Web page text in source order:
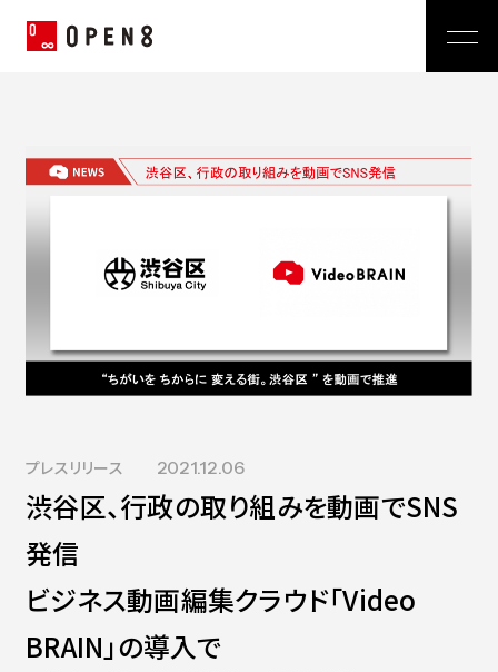
経営メンバー
会社概要
News
プレスリリース
TECH BLOG
Service
Open BRAIN
Insight BRAIN
Recruit
価値観
会社紹介資料
社員インタビュー
福利厚生
募集職種
Sustainability
Contact
プレスリリース 2021.12.06
渋谷区、行政の取り組みを動画でSNS
発信
ビジネス動画編集クラウド「Video
BRAIN」の導入で